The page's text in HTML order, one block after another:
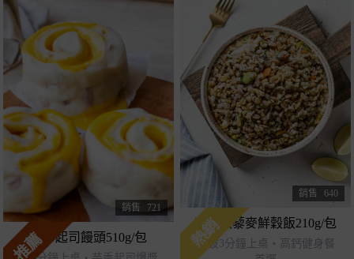
銷售 721
推薦濃芋起司饅頭510g/包
銷售 640
熱銷
吻仔魚藜麥鮮穀飯210g/包
微波3分鐘上桌・高鈣健身餐